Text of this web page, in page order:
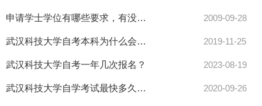
申请学士学位有哪些要求，有没有人数的限制？ 2009-09-28
武汉科技大学自考本科为什么会有学历和学位之分 2019-11-25
武汉科技大学自考一年几次报名？ 2023-08-19
武汉科技大学自学考试最快多久能拿到毕业证？武汉科技大学自考本科学历能考研吗？ 2020-09-26